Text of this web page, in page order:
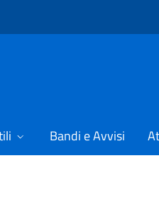
Bandi e Avvisi